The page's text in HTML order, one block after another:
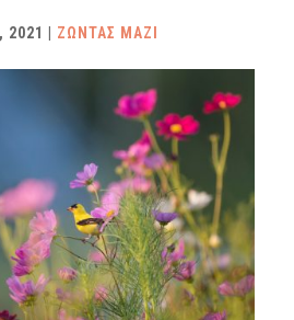
2021 ΖΩΝΤΑΣ ΜΑΖΙ